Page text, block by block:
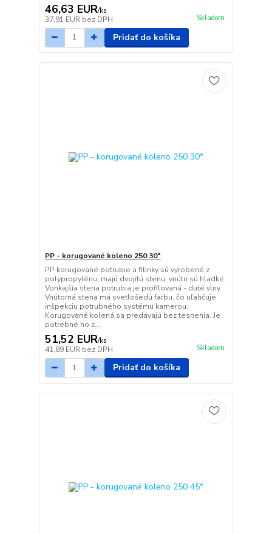
46,63 EUR/ks
37,91 EUR bez DPH Skladom
Pridať do košíka
PP - korugované koleno 250 30°
PP korugované potrubie a fitinky sú vyrobené z
polypropylénu, majú dvojitú stenu, vnútri sú hladké.
Vonkajšia stena potrubia je profilovaná - duté vlny.
Vnútorná stena má svetlošedú farbu, čo uľahčuje
inšpekciu potrubného systému kamerou.
Korugované kolená sa predávajú bez tesnenia. Je
potrebné ho z...
51,52 EUR/ks
41,89 EUR bez DPH Skladom
Pridať do košíka